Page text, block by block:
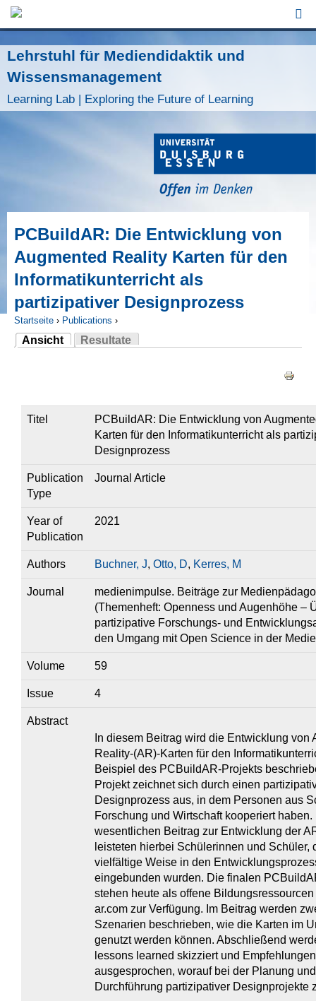
Lehrstuhl für Mediendidaktik und
Wissensmanagement
Learning Lab | Exploring the Future of Learning
PCBuildAR: Die Entwicklung von
Augmented Reality Karten für den
Informatikunterricht als
partizipativer Designprozess
Sie sind hier
Startseite › Publications ›
Ansicht
(aktiver Reiter)
Resultate
Titel
PCBuildAR: Die Entwicklung von
Karten für den Informatikunterricht als
Designprozess
Publication
Type
Journal Article
Year of
Publication
2021
Authors Buchner, J, Otto, D, Kerres, M
Journal
medienimpulse. Beiträge zur
(Themenheft: Openness und Augenhöhe –
partizipative Forschungs- und
den Umgang mit Open Science in der
Volume 59
Issue 4
Abstract
In diesem Beitrag wird die Entwicklung von
Reality-(AR)-Karten für den
Beispiel des PCBuildAR-Projekts
Projekt zeichnet sich durch einen
Designprozess aus, in dem Personen aus
Forschung und Wirtschaft kooperiert haben.
wesentlichen Beitrag zur Entwicklung der
leisteten hierbei Schülerinnen und Schüler,
vielfältige Weise in den
eingebunden wurden. Die finalen
stehen heute als offene
ar.com zur Verfügung. Im Beitrag werden
Szenarien beschrieben, wie die Karten im
genutzt werden können. Abschließend
lessons learned skizziert und Empfehlungen
ausgesprochen, worauf bei der Planung und
Durchführung partizipativer Designprojekte